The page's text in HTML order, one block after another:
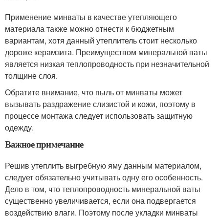
Применение минваты в качестве утепляющего
материала также можно отнести к бюджетным
вариантам, хотя данный утеплитель стоит несколько
дороже керамзита. Преимуществом минеральной ваты
является низкая теплопроводность при незначительной
толщине слоя.
Обратите внимание, что пыль от минваты может
вызывать раздражение слизистой и кожи, поэтому в
процессе монтажа следует использовать защитную
одежду.
Важное примечание
Решив утеплить выгребную яму данным материалом,
следует обязательно учитывать одну его особенность.
Дело в том, что теплопроводность минеральной ваты
существенно увеличивается, если она подвергается
воздействию влаги. Поэтому после укладки минваты